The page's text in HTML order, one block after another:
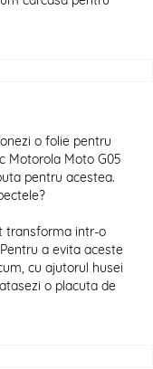
o folie pentru
Motorola Moto G05
pentru acestea.
transforma intr-o
a evita aceste
cu ajutorul husei
o placuta de